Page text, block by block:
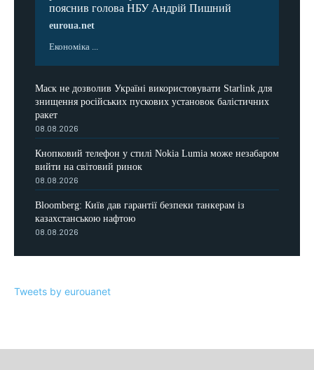
пояснив голова НБУ Андрій Пишний
euroua.net
Економіка ...
Маск не дозволив Україні використовувати Starlink для
знищення російських пускових установок балістичних
ракет
08.08.2026
Кнопковий телефон у стилі Nokia Lumia може незабаром
вийти на світовий ринок
08.08.2026
Bloomberg: Київ дав гарантії безпеки танкерам із
казахстанською нафтою
08.08.2026
Tweets by eurouanet